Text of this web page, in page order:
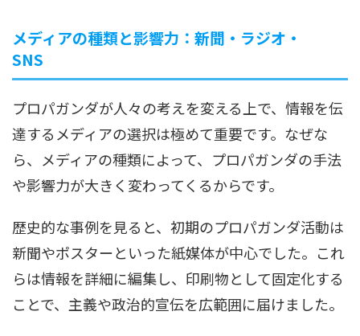
メディアの種類と影響力：新聞・ラジオ・
SNS
プロパガンダが人々の考えを変える上で、情報を伝
達するメディアの選択は極めて重要です。なぜな
ら、メディアの種類によって、プロパガンダの手法
や影響力が大きく変わってくるからです。
歴史的な事例を見ると、初期のプロパガンダ活動は
新聞やポスターといった紙媒体が中心でした。これ
らは情報を詳細に編集し、印刷物として固定化する
ことで、主義や政治的宣伝を広範囲に届けました。